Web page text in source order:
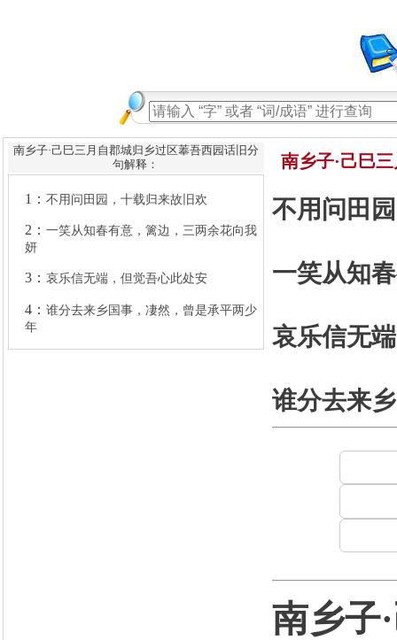
南乡子·己巳三月自郡城归乡过区菶吾西园话旧分
句解释：
不用问田园，十载归来故旧欢
2：
一笑从知春有意，篱边，三两余花向我
妍
3：哀乐信无端，但觉吾心此处安
4：
年
南乡子·己巳
不用问田
一笑从知
哀乐信无
谁分去来
南乡子